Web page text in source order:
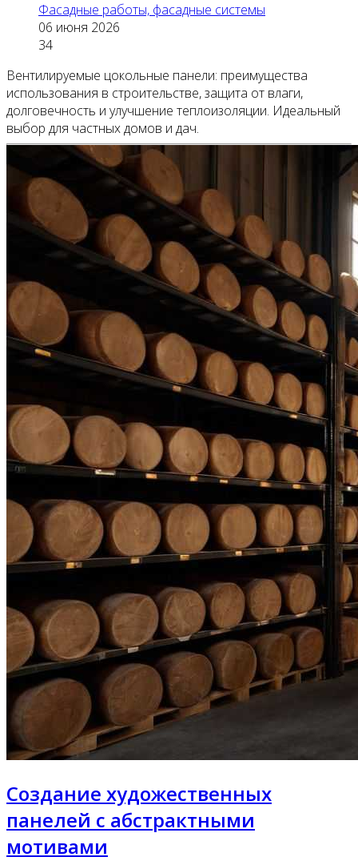
Фасадные работы, фасадные системы
06 июня 2026
34
Вентилируемые цокольные панели: преимущества
использования в строительстве, защита от влаги,
долговечность и улучшение теплоизоляции. Идеальный
выбор для частных домов и дач.
Создание художественных
панелей с абстрактными
мотивами